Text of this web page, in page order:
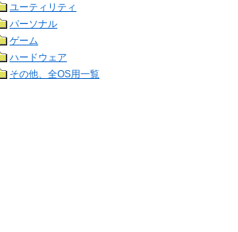
ユーティリティ
パーソナル
ゲーム
ハードウェア
その他、全OS用一覧